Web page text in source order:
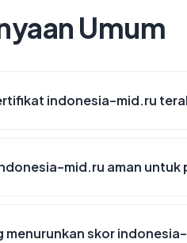
Umum
indonesia-mid.ru
mid.ru aman untuk
menurunkan skor